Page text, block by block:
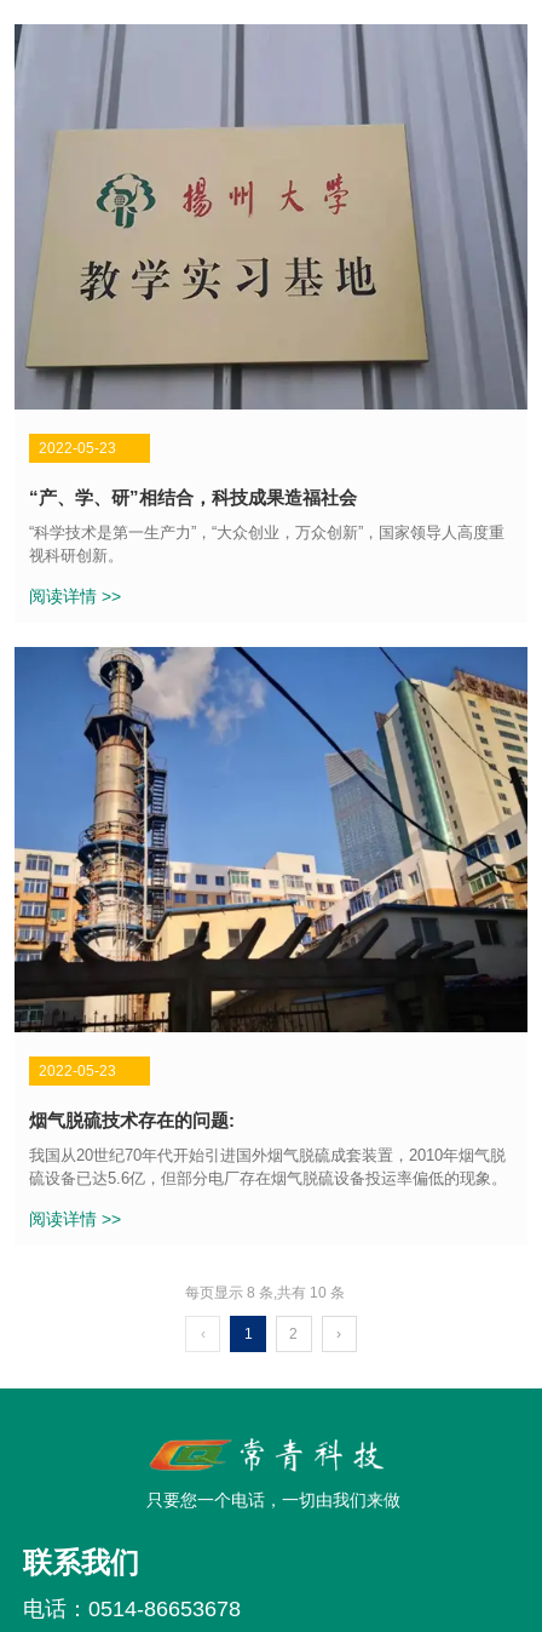
2022-05-23
“产、学、研”相结合，科技成果造福社会
“科学技术是第一生产力”，“大众创业，万众创新”，国家领导人高度重
视科研创新。
阅读详情 >>
2022-05-23
烟气脱硫技术存在的问题:
我国从20世纪70年代开始引进国外烟气脱硫成套装置，2010年烟气脱
硫设备已达5.6亿，但部分电厂存在烟气脱硫设备投运率偏低的现象。
阅读详情 >>
每页显示 8 条,共有 10 条
‹ 1 2 ›
只要您一个电话，一切由我们来做
联系我们
电话： 0514-86653678